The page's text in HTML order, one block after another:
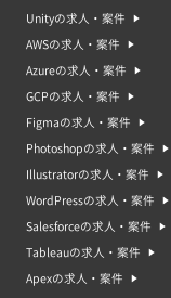
Unityの求人・案件
AWSの求人・案件
Azureの求人・案件
GCPの求人・案件
Figmaの求人・案件
Photoshopの求人・案件
Illustratorの求人・案件
WordPressの求人・案件
Salesforceの求人・案件
Tableauの求人・案件
Apexの求人・案件